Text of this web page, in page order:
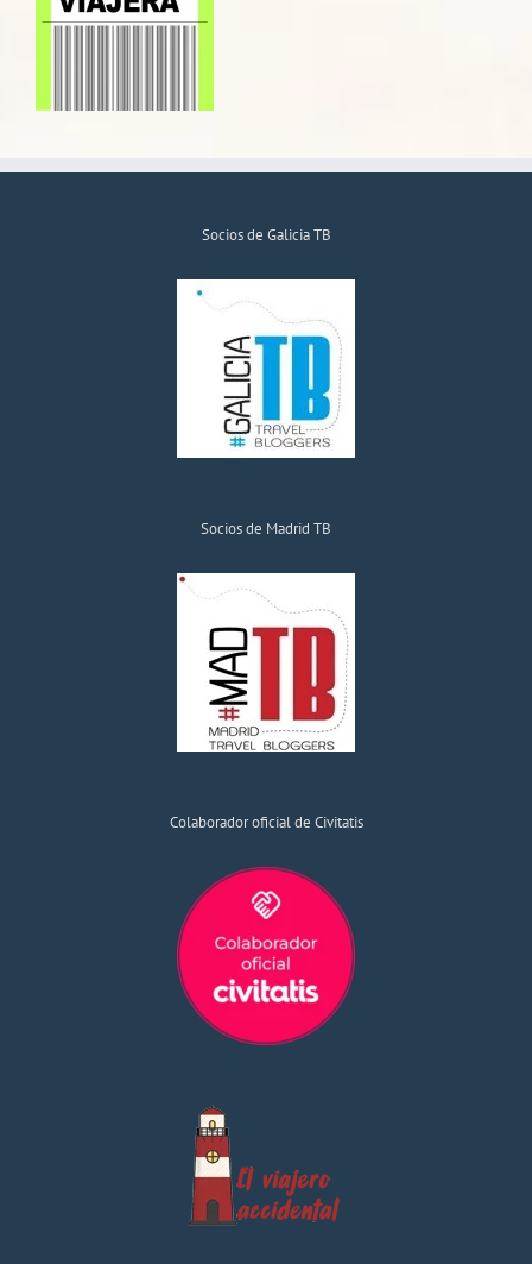
Socios de Galicia TB
Socios de Madrid TB
Colaborador oficial de Civitatis